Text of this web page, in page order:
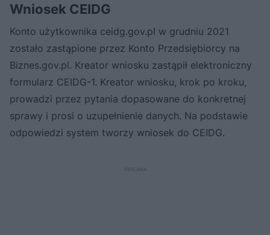
Wniosek CEIDG
Konto użytkownika ceidg.gov.pl w grudniu 2021
zostało zastąpione przez Konto Przedsiębiorcy na
Biznes.gov.pl. Kreator wniosku zastąpił elektroniczny
formularz CEIDG-1. Kreator wniosku, krok po kroku,
prowadzi przez pytania dopasowane do konkretnej
sprawy i prosi o uzupełnienie danych. Na podstawie
odpowiedzi system tworzy wniosek do CEIDG.